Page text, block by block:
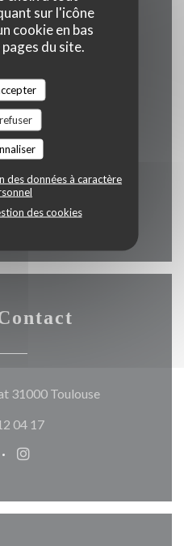
sur l'icône
cookie en bas
du site.
données à caractère
des cookies
vélos
500m
200m
31000 Toulouse((ouvre une
04 17
((ouvre une
Instagram ((ouvre une